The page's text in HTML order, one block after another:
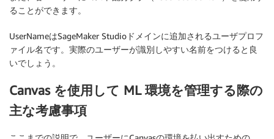
ることができます。
UserNameはSageMaker Studioドメインに追加されるユーザプロフ
ァイル名です。実際のユーザーが識別しやすい名前をつけると良
いでしょう。
Canvas を使用して ML 環境を管理する際の
主な考慮事項